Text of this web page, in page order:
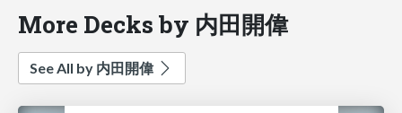
More Decks by 内田開偉
See All by 内田開偉